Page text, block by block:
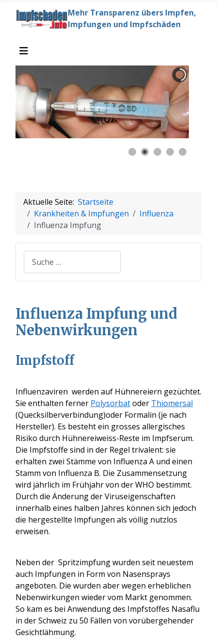
Mehr Transparenz übers Impfen,
Impfungen und Impfschäden
Aktuelle Seite: Startseite
Krankheiten & Impfungen
Influenza
Influenza Impfung
Suchen
Influenza Impfung und
Nebenwirkungen
Impfstoff
Influenzaviren werden auf Hühnereiern gezüchtet.
Sie enthalten ferner Polysorbatoder Thiomersal
(Quecksilberverbindung)oder Formalin (je nach
Hersteller). Es besteht ein grosses allergisches
Risiko durch Hühnereiweiss-Reste im Impfserum.
Die Impfstoffe sind in der Regel trivalent: sie
erhalten zwei Stämme von Influenza A und einen
Stamm von Influenza B. Die Zusammensetzung
wird jährlich im Frühjahr von der WHO bestimmt.
Durch die Änderung der Viruseigenschaften
innerhalb eines halben Jahres können sich jedoch
die hergestellte Impfungen als völlig nutzlos
erweisen.
Neben der Spritzimpfung wurden seit neuestem
auch Impfungen in Form von Nasensprays
angeboten. Die wurden aber wegen erheblichen
Nebenwirkungen wieder vom Markt genommen.
So kam es bei Anwendung des Impfstoffes Nasaflu
in der Schweiz zu 50 Fällen von vorübergehender
Gesichtlähmung.